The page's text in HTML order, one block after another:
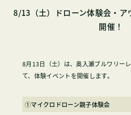
8/13（土）ドローン体験会・ア
開催！
8月13日（土）は、奥入瀬ブルワリー
て、体験イベントを開催します。
①マイクロドローン親子体験会